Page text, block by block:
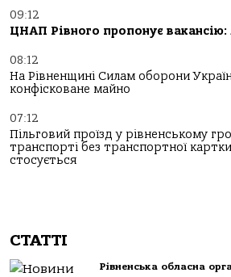
09:12
ЦНАП Рівного пропонує вакансію:
08:12
На Рівненщині Силам оборони
конфісковане майно
07:12
Пільговий проїзд у рівненському
транспорті без транспортної
стосується
СТАТТІ
Рівненська обласна